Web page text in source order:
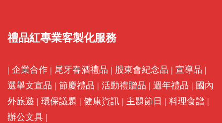
禮品紅專業客製化服務
| 企業合作 | 尾牙春酒禮品 | 股東會紀念品 | 宣導品 |
選舉文宣品 | 節慶禮品 | 活動禮贈品 | 週年禮品 | 國內
外旅遊 | 環保議題 | 健康資訊 | 主題節日 | 料理食譜 |
辦公文具 |